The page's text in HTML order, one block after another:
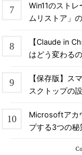
ェクトID） 」をロ
」
トでは、手軽な「
ユーザー割り
カスタムロール
definedRoleId
「
以下は、ロール
Win11のスト
ムリストア」
【Claude in
はどう変わる
【保存版】ス
スクトップの
Microsoftアカ
プする3つの秘